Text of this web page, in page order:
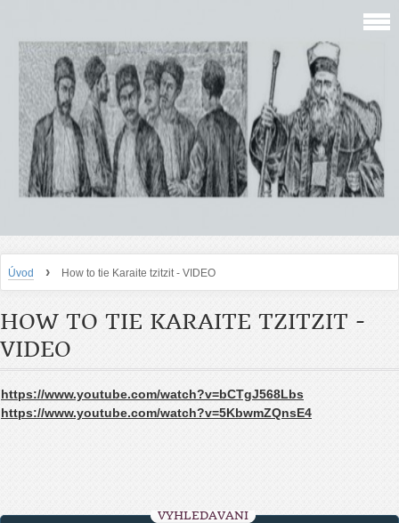
Úvod › How to tie Karaite tzitzit - VIDEO
HOW TO TIE KARAITE TZITZIT -
VIDEO
https://www.youtube.com/watch?v=bCTgJ568Lbs
https://www.youtube.com/watch?v=5KbwmZQnsE4
VYHLEDÁVÁNÍ